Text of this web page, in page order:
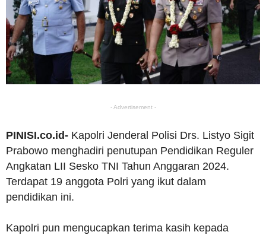
- Advertisement -
PINISI.co.id- Kapolri Jenderal Polisi Drs. Listyo Sigit
Prabowo menghadiri penutupan Pendidikan Reguler
Angkatan LII Sesko TNI Tahun Anggaran 2024.
Terdapat 19 anggota Polri yang ikut dalam
pendidikan ini.
Kapolri pun mengucapkan terima kasih kepada